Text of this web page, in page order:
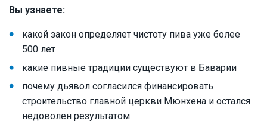
Вы узнаете:
какой закон определяет чистоту пива уже более
500 лет
какие пивные традиции существуют в Баварии
почему дьявол согласился финансировать
строительство главной церкви Мюнхена и остался
недоволен результатом